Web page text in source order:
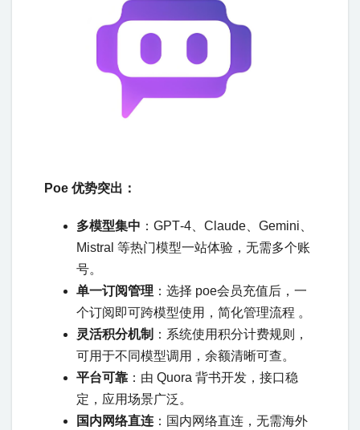
Poe 优势突出：
多模型集中 ：GPT‑4、Claude、Gemini、
Mistral 等热门模型一站体验，无需多个账
号。
单一订阅管理 ：选择 poe会员充值后，一
个订阅即可跨模型使用，简化管理流程 。
灵活积分机制 ：系统使用积分计费规则，
可用于不同模型调用，余额清晰可查。
平台可靠 ：由 Quora 背书开发，接口稳
定，应用场景广泛。
国内网络直连 ：国内网络直连，无需海外